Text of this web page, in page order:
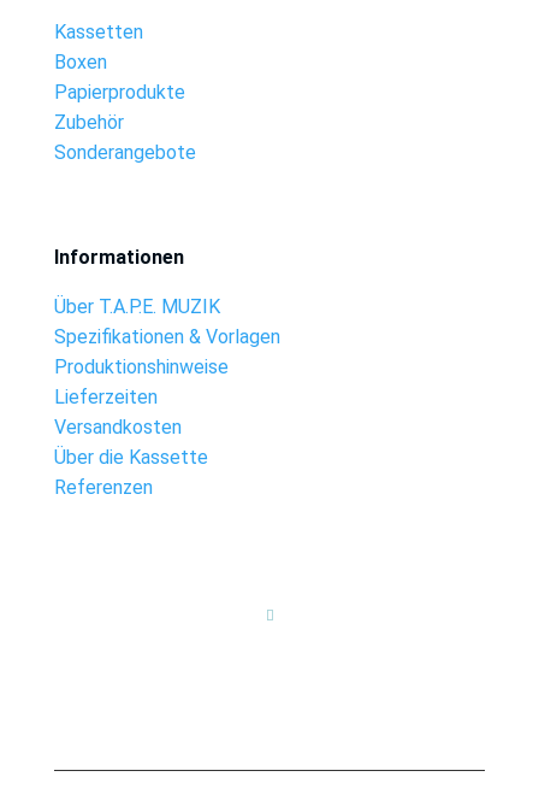
Kassetten
Boxen
Papierprodukte
Zubehör
Sonderangebote
Informationen
Über T.A.P.E. MUZIK
Spezifikationen & Vorlagen
Produktionshinweise
Lieferzeiten
Versandkosten
Über die Kassette
Referenzen
